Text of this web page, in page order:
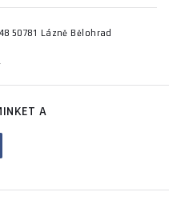
50781 Lázně Bělohrad
A